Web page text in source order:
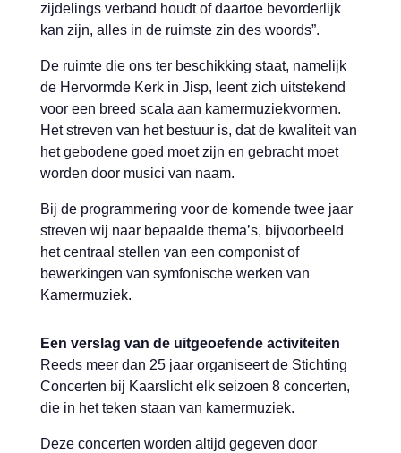
zijdelings verband houdt of daartoe bevorderlijk
kan zijn, alles in de ruimste zin des woords”.
De ruimte die ons ter beschikking staat, namelijk
de Hervormde Kerk in Jisp, leent zich uitstekend
voor een breed scala aan kamermuziekvormen.
Het streven van het bestuur is, dat de kwaliteit van
het gebodene goed moet zijn en gebracht moet
worden door musici van naam.
Bij de programmering voor de komende twee jaar
streven wij naar bepaalde thema’s, bijvoorbeeld
het centraal stellen van een componist of
bewerkingen van symfonische werken van
Kamermuziek.
Een verslag van de uitgeoefende activiteiten
Reeds meer dan 25 jaar organiseert de Stichting
Concerten bij Kaarslicht elk seizoen 8 concerten,
die in het teken staan van kamermuziek.
Deze concerten worden altijd gegeven door